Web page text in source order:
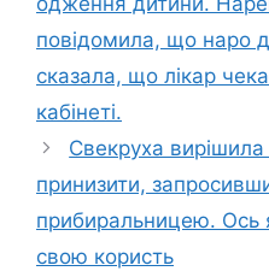
повідомила, що наро
сказала, що лікар
кабінеті.
Свекруха
принизити,
прибиральницею. Ось
свою користь